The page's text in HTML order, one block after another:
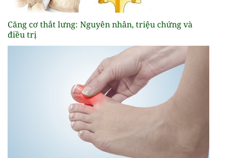
Căng cơ thắt lưng: Nguyên nhân, triệu chứng và
điều trị